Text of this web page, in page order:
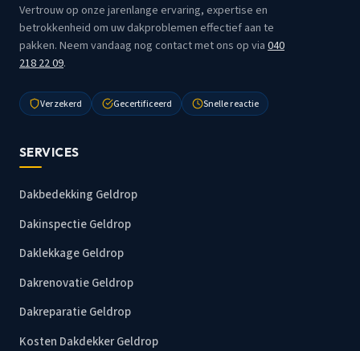
Vertrouw op onze jarenlange ervaring, expertise en
betrokkenheid om uw dakproblemen effectief aan te
pakken. Neem vandaag nog contact met ons op via040
218 22 09.
Verzekerd Gecertificeerd Snelle reactie
SERVICES
Dakbedekking Geldrop
Dakinspectie Geldrop
Daklekkage Geldrop
Dakrenovatie Geldrop
Dakreparatie Geldrop
Kosten Dakdekker Geldrop